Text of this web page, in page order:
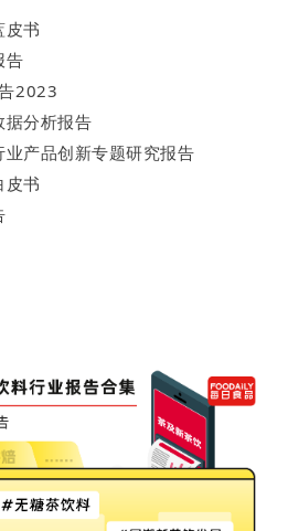
书
告
2023
分析报告
产品创新专题研究报告
书